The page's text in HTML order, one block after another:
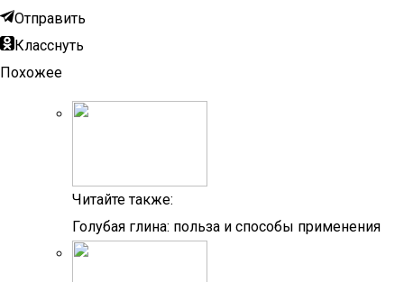
Отправить
Класснуть
Похожее
Читайте также:
Голубая глина: польза и способы применения